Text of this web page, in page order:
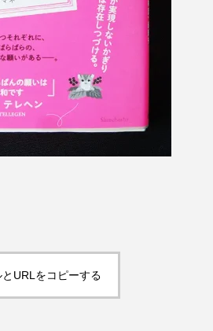
URLをコピーする